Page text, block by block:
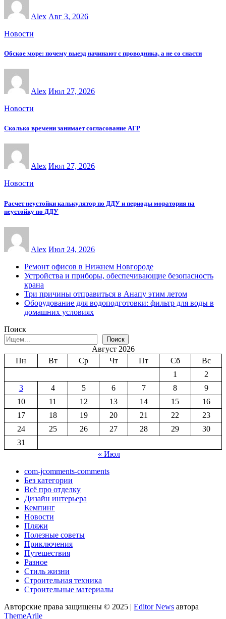
Alex Авг 3, 2026
Новости
Обское море: почему выезд начинают с проводника, а не со снасти
Alex Июл 27, 2026
Новости
Сколько времени занимает согласование АГР
Alex Июл 27, 2026
Новости
Расчет неустойки калькулятор по ДДУ и периоды моратория на
неустойку по ДДУ
Alex Июл 24, 2026
Ремонт офисов в Нижнем Новгороде
Устройства и приборы, обеспечивающие безопасность
крана
Три причины отправиться в Анапу этим летом
Оборудование для водоподготовки: фильтр для воды в
домашних условиях
Поиск
Поиск
Август 2026
Пн
Вт Ср Чт Пт Сб
Вс
1
2
3
4 5 6 7 8
9
10
11 12 13 14 15
16
17
18 19 20 21 22
23
24
25 26 27 28 29
30
31
« Июл
com-jcomments-comments
Без категории
Всё про отделку
Дизайн интерьера
Кемпинг
Новости
Пляжи
Полезные советы
Приключения
Путешествия
Разное
Стиль жизни
Строительная техника
Строительные материалы
Авторские права защищены © 2025 | Editor News автора
ThemeArile